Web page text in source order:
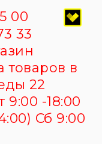
55 00
33
в
22
-18:00
Сб 9:00